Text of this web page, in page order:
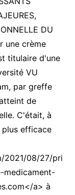
DU
une crème
titulaire d'une
VU
par greffe
de
C'était, à
plus efficace
2021/08/27/pri
medicament-
a> à